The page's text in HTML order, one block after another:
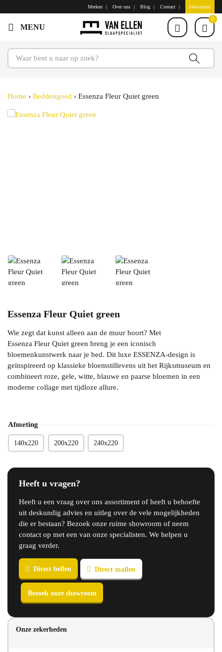
Merken Over ons Blog Contact Showroom
0
Home › Beddengoed › Essenza Fleur Quiet green
Essenza Fleur Quiet green
Wie zegt dat kunst alleen aan de muur hoort? Met
Essenza Fleur Quiet green breng je een iconisch
bloemenkunstwerk naar je bed. Dit luxe ESSENZA-design is
geïnspireerd op klassieke bloemstillevens uit het Rijksmuseum en
combineert roze, gele, witte, blauwe en paarse bloemen in een
moderne collage met tijdloze allure.
Afmeting
140x220 200x220 240x220
Heeft u vragen?
Heeft u een vraag over ons assortiment of heeft u behoefte
uit deskundig advies en uitleg over de vele mogelijkheden
die er bestaan? Bezoek onze ruime showroom of neem
contact op met een van onze specialisten. We helpen u
graag verder.
Direct bellen
Onze zekerheden